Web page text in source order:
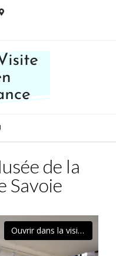
de la
Savoie
Ouvrir dans la visionneuse